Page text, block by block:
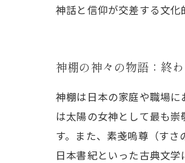
神話と信仰が交差する文化
神棚の神々の物語：終
神棚は日本の家庭や職場に
は太陽の女神として最も
す。また、素戔嗚尊（す
日本書紀といった古典文